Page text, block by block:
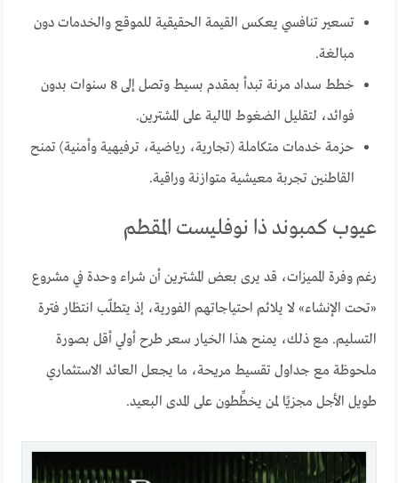
تسعير تنافسي يعكس القيمة الحقيقية للموقع والخدمات دون
مبالغة.
خطط سداد مرنة تبدأ بمقدم بسيط وتصل إلى 8 سنوات بدون
فوائد، لتقليل الضغوط المالية على المشترين.
حزمة خدمات متكاملة (تجارية، رياضية، ترفيهية وأمنية) تمنح
القاطنين تجربة معيشية متوازنة وراقية.
عيوب كمبوند ذا نوفليست المقطم
رغم وفرة المميزات، قد يرى بعض المشترين أن شراء وحدة في مشروع
«تحت الإنشاء» لا يلائم احتياجاتهم الفورية، إذ يتطلّب انتظار فترة
التسليم. مع ذلك، يمنح هذا الخيار سعر طرح أولي أقل بصورة
ملحوظة مع جداول تقسيط مريحة، ما يجعل العائد الاستثماري
طويل الأجل مجزيًا لمن يخطِّطون على المدى البعيد.